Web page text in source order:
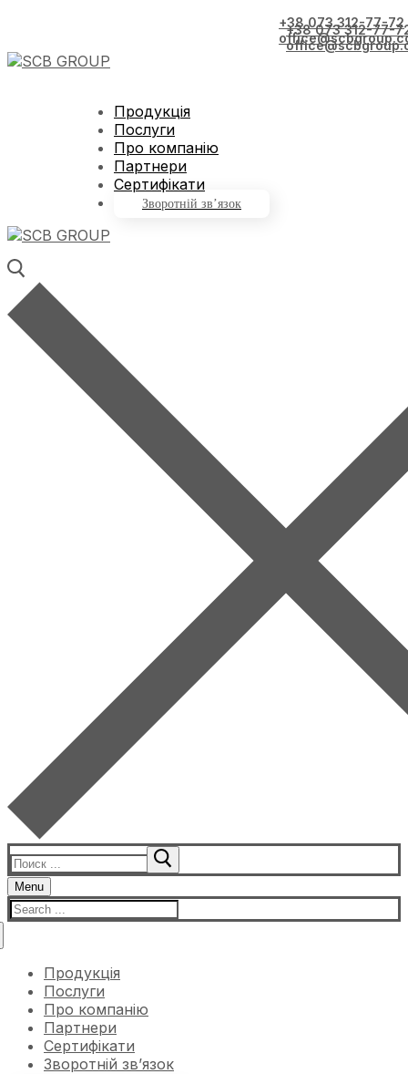
+38 073 312-77-
Продукція
Послуги
Про компанію
Партнери
Сертифікати
Зворотній зв’язок
Menu
+38 073 312-77-72
Продукція
Послуги
Про компанію
Партнери
Сертифікати
Зворотній зв’язок